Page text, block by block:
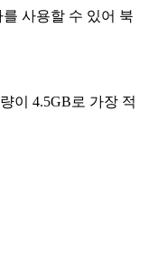
사용할 수 있어 북
이 4.5GB로 가장 적